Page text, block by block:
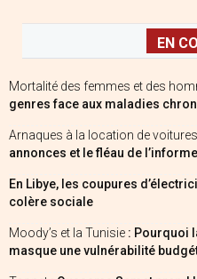
EN
Mortalité des femmes et des
genres face aux maladies
Arnaques à la location de
annonces et le fléau de l’informel
En Libye, les coupures
colère sociale
Moody’s et la Tunisie : Pourquoi
masque une vulnérabilité